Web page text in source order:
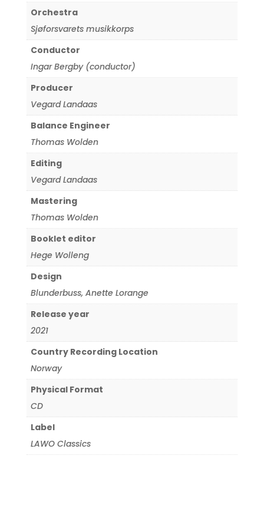
Orchestra
Sjøforsvarets musikkorps
Conductor
Ingar Bergby (conductor)
Producer
Vegard Landaas
Balance Engineer
Thomas Wolden
Editing
Vegard Landaas
Mastering
Thomas Wolden
Booklet editor
Hege Wolleng
Design
Blunderbuss, Anette Lorange
Release year
2021
Country Recording Location
Norway
Physical Format
CD
Label
LAWO Classics